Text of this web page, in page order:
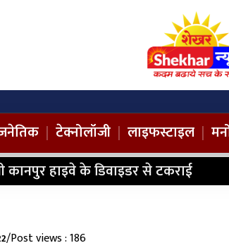
| टेक्नोलॉजी | लाइफस्टाइल |
कानपुर हाइवे के डिवाइडर से टकराई
/Post views : 186